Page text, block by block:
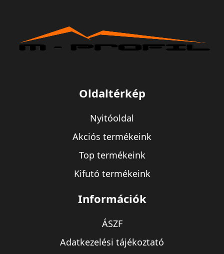
Oldaltérkép
Nyitóoldal
Akciós termékeink
Top termékeink
Kifutó termékeink
Információk
ÁSZF
Adatkezelési tájékoztató